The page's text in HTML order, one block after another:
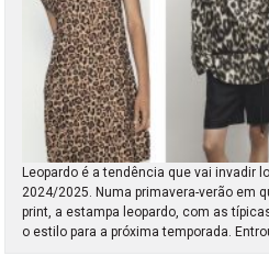
Leopardo é a tendência que vai invadir
2024/2025. Numa primavera-verão em
print, a estampa leopardo, com as
o estilo para a próxima temporada.